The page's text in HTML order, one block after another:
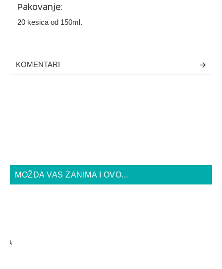
Pakovanje:
20 kesica od 150ml.
KOMENTARI
MOŽDA VAS ZANIMA I OVO...